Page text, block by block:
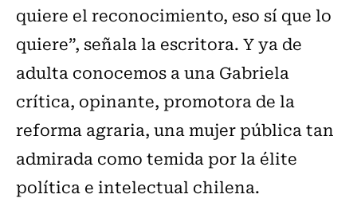
quiere el reconocimiento, eso sí que lo
quiere”, señala la escritora. Y ya de
adulta conocemos a una Gabriela
crítica, opinante, promotora de la
reforma agraria, una mujer pública tan
admirada como temida por la élite
política e intelectual chilena.